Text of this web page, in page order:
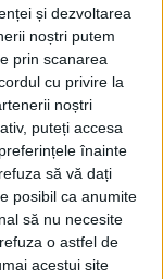
și dezvoltarea
noștri putem
prin scanarea
cu privire la
noștri
puteți accesa
înainte
să vă dați
posibil ca anumite
să nu necesite
o astfel de
acestui site